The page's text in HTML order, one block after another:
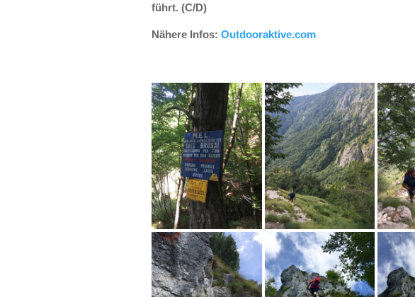
führt. (C/D)
Nähere Infos: Outdooraktive.com